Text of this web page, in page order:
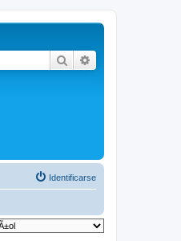
Buscar
Identificarse